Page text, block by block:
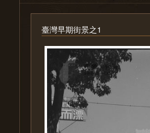
臺灣早期街景之1